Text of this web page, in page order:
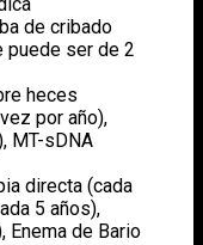
de cribado
puede ser de 2
heces
por año),
MT-sDNA
directa (cada
5 años),
Enema de Bario